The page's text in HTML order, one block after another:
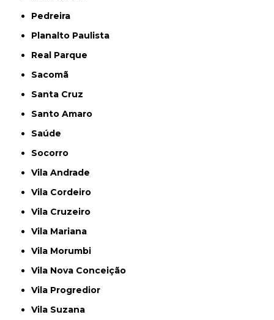
Pedreira
Planalto Paulista
Real Parque
Sacomã
Santa Cruz
Santo Amaro
Saúde
Socorro
Vila Andrade
Vila Cordeiro
Vila Cruzeiro
Vila Mariana
Vila Morumbi
Vila Nova Conceição
Vila Progredior
Vila Suzana